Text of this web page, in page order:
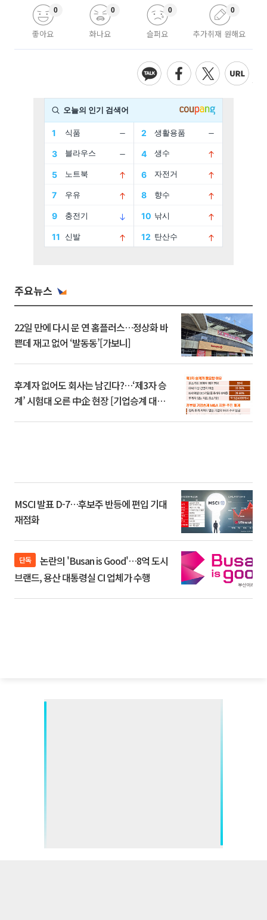
좋아요
0
화나요
0
슬퍼요
0
추가취재 원해요
0
주요뉴스
22일 만에 다시 문 연 홈플러스…정상화 바
쁜데 재고 없어 ‘발동동’[가보니]
후계자 없어도 회사는 남긴다?…‘제3자 승
계’ 시험대 오른 中企 현장 [기업승계 대전
MSCI 발표 D-7…후보주 반등에 편입 기대
재점화
단독
브랜드, 용산 대통령실 CI 업체가 수행